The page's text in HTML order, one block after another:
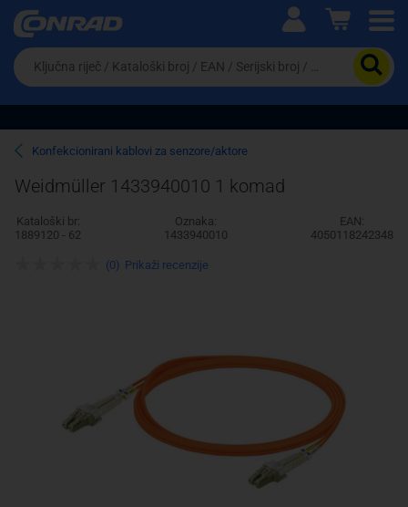
Ova postavka prilagođava asortiman proizvoda i
cijene vašim potrebama.
Pravno lice
Da
biste
potražili
proizvod,
unesite
ključnu
riječ,
kataloški
broj,
EAN
ili
Konfekcionirani kablovi za senzore/aktore
Weidmüller 1433940010 1 komad
Kataloški br:
1889120 - 62
Oznaka:
1433940010
EAN:
4050118242348
(0) Prikaži recenzije